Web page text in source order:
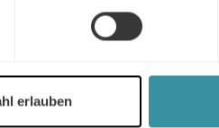
erlauben
schon eine strategische
und Häfen der Freien